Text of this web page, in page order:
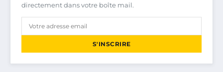
directement dans votre boîte mail.
S'INSCRIRE